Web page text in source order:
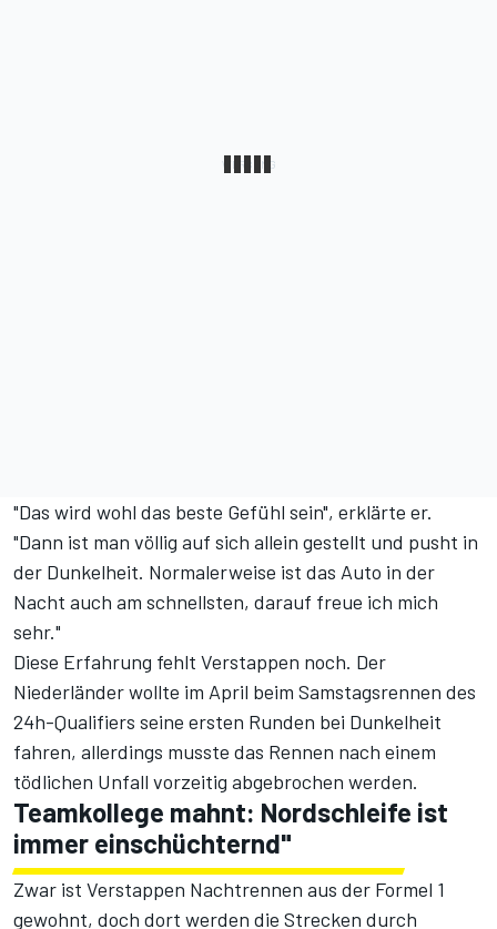
"Das wird wohl das beste Gefühl sein", erklärte er.
"Dann ist man völlig auf sich allein gestellt und pusht in
der Dunkelheit. Normalerweise ist das Auto in der
Nacht auch am schnellsten, darauf freue ich mich
sehr."
Diese Erfahrung fehlt Verstappen noch. Der
Niederländer wollte im April beim Samstagsrennen des
24h-Qualifiers seine ersten Runden bei Dunkelheit
fahren, allerdings musste das Rennen nach einem
tödlichen Unfall vorzeitig abgebrochen werden.
Teamkollege mahnt: Nordschleife ist
immer einschüchternd"
Zwar ist Verstappen Nachtrennen aus der Formel 1
gewohnt, doch dort werden die Strecken durch